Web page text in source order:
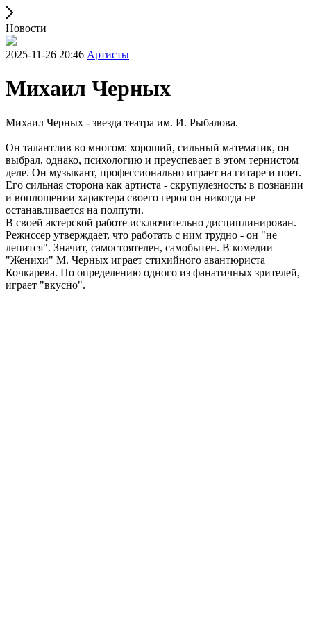
Новости
2025-11-26 20:46 Артисты
Михаил Черных
Михаил Черных - звезда театра им. И. Рыбалова.
Он талантлив во многом: хороший, сильный математик, он
выбрал, однако, психологию и преуспевает в этом тернистом
деле. Он музыкант, профессионально играет на гитаре и поет.
Его сильная сторона как артиста - скрупулезность: в познании
и воплощении характера своего героя он никогда не
останавливается на полпути.
В своей актерской работе исключительно дисциплинирован.
Режиссер утверждает, что работать с ним трудно - он "не
лепится". Значит, самостоятелен, самобытен. В комедии
"Женихи" М. Черных играет стихийного авантюриста
Кочкарева. По определению одного из фанатичных зрителей,
играет "вкусно".